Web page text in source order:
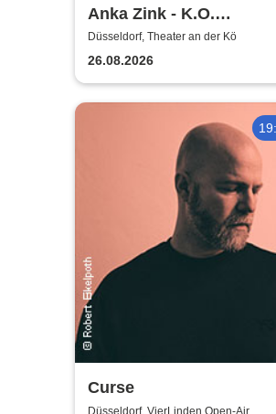
Anka Zink - K.O.
Komplimente
Düsseldorf, Theater an der Kö
26.08.2026
Curse
Düsseldorf, VierLinden Open-Air